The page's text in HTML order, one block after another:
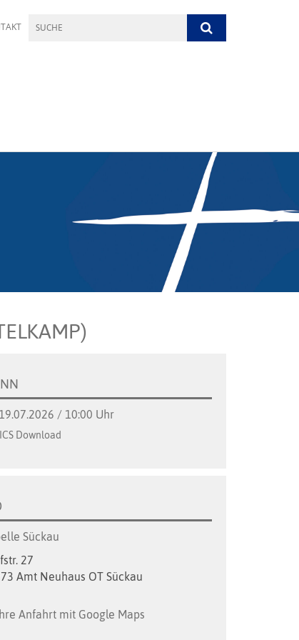
/ 10:00 Uhr
ICS Download
Sückau
27
Amt Neuhaus OT Sückau
Anfahrt mit Google Maps